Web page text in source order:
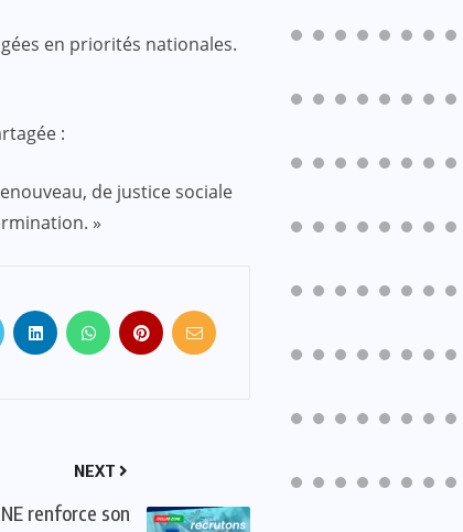
en priorités nationales.
:
de justice sociale
»
NEXT
renforce son